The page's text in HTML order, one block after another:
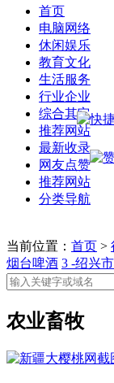
首页
电脑网络
休闲娱乐
教育文化
生活服务
行业企业
综合其它
推荐网站
最新收录
网友点赞
推荐网站
分类导航
当前位置： 首页 >
烟台啤酒 3 -绍兴
农业畜牧